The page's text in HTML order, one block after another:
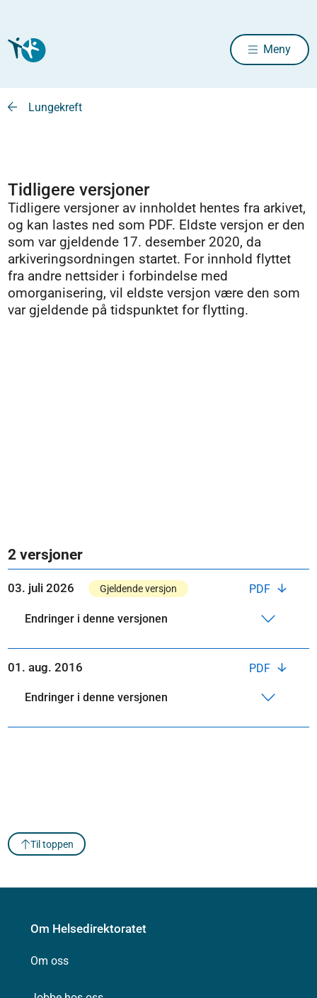
Meny
Lungekreft
Tidligere versjoner
Tidligere versjoner av innholdet hentes fra arkivet,
og kan lastes ned som PDF. Eldste versjon er den
som var gjeldende 17. desember 2020, da
arkiveringsordningen startet. For innhold flyttet
fra andre nettsider i forbindelse med
omorganisering, vil eldste versjon være den som
var gjeldende på tidspunktet for flytting.
2 versjoner
PDF
03. juli 2026 Gjeldende versjon
Endringer i denne versjonen
PDF
01. aug. 2016
Endringer i denne versjonen
Til toppen
Om Helsedirektoratet
Om oss